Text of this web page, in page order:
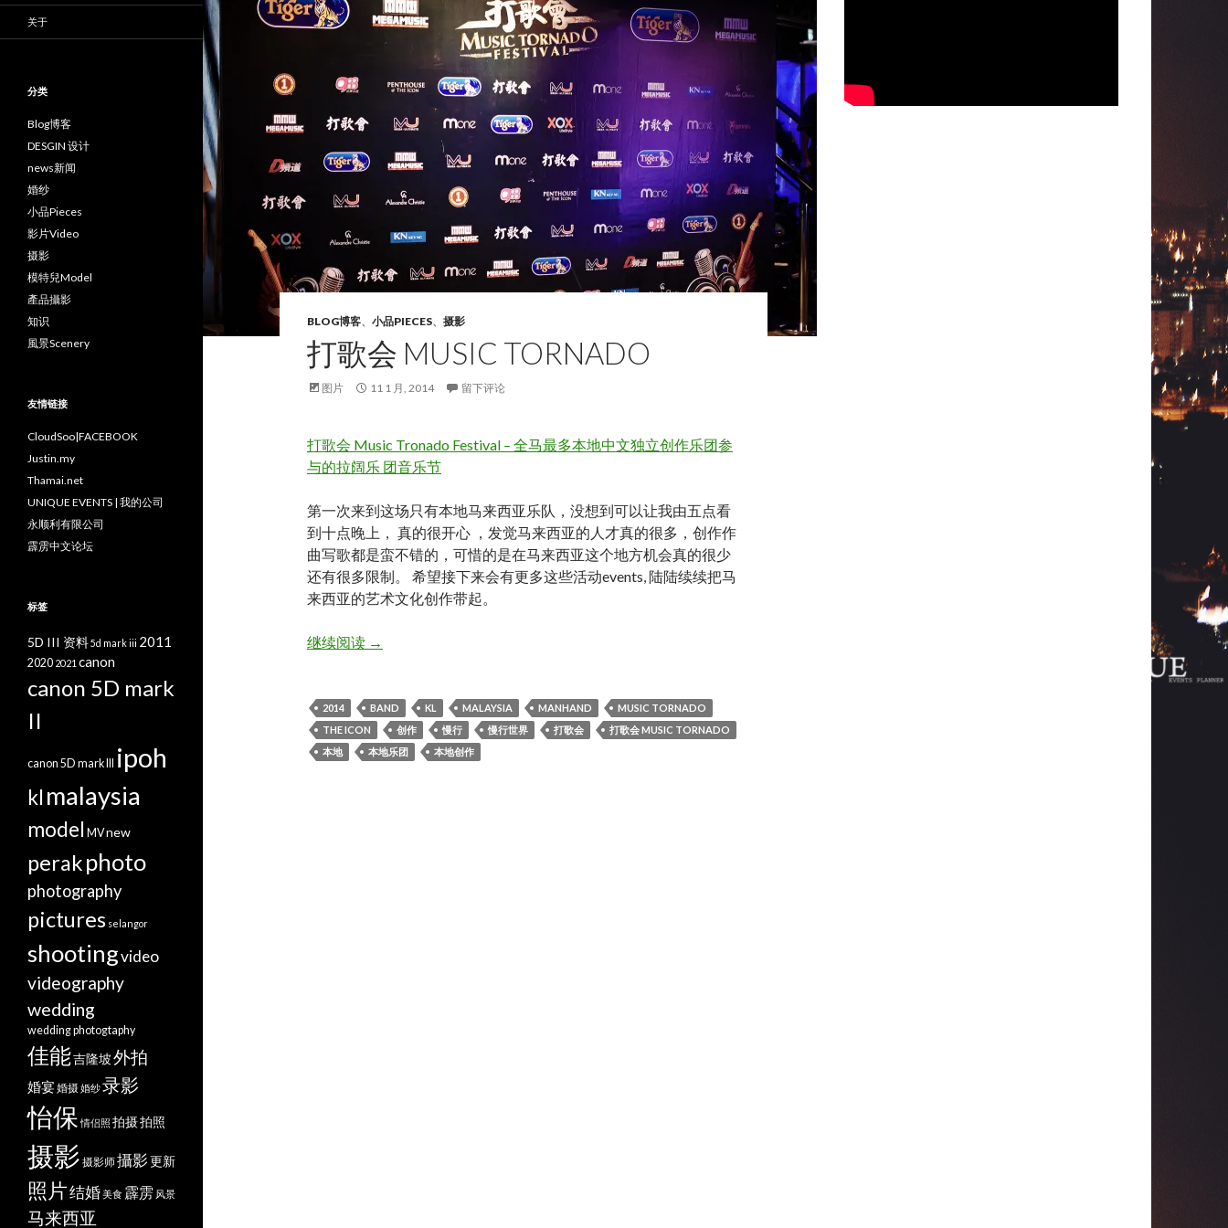
BLOG博客、 小品PIECES、 摄影
打歌会 MUSIC TORNADO
图片 11 1 月, 2014 留下评论
打歌会 Music Tronado Festival – 全马最多本地中文独立创作乐团参
与的拉阔乐 团音乐节
第一次来到这场只有本地马来西亚乐队，没想到可以让我由五点看
到十点晚上， 真的很开心 ，发觉马来西亚的人才真的很多，创作作
曲写歌都是蛮不错的，可惜的是在马来西亚这个地方机会真的很少
还有很多限制。 希望接下来会有更多这些活动events, 陆陆续续把马
来西亚的艺术文化创作带起。
继续阅读打歌会 MUSIC TORNADO
→
2014 BAND KL MALAYSIA MANHAND
MUSIC TORNADO
THE ICON
创作 慢行 慢行世界 打歌会
打歌会 MUSIC TORNADO
本地
本地乐团 本地创作
关于
分类
Blog博客
DESGIN 设计
news新闻
婚纱
小品Pieces
影片Video
摄影
模特兒Model
產品攝影
知识
風景Scenery
友情链接
CloudSoo|FACEBOOK
Justin.my
Thamai.net
UNIQUE EVENTS | 我的公司
永顺利有限公司
霹雳中文论坛
标签
5D III 资料5d mark iii 2011
2020 2021 canon
canon 5D mark
II
canon 5D mark III ipoh
kl malaysia
model MVnew
perakphoto
photography
pictures selangor
shootingvideo
videography
wedding
wedding photogtaphy
佳能吉隆坡外拍
婚宴婚摄婚纱录影
怡保 情侣照 拍摄拍照
摄影 摄影师攝影更新
照片结婚美食 霹雳 风景
马来西亚